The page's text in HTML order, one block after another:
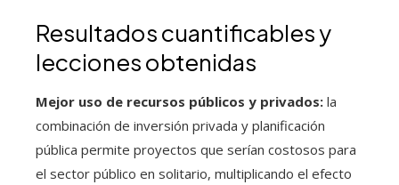
Resultados cuantificables y
lecciones obtenidas
Mejor uso de recursos públicos y privados: la
combinación de inversión privada y planificación
pública permite proyectos que serían costosos para
el sector público en solitario, multiplicando el efecto